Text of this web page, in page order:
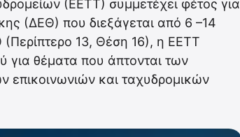
(ΕΕΤΤ) συμμετέχει φέτος για
(ΔΕΘ) που διεξάγεται από 6 –14
13, Θέση 16), η ΕΕΤΤ
για θέματα που άπτονται των
επικοινωνιών και ταχυδρομικών